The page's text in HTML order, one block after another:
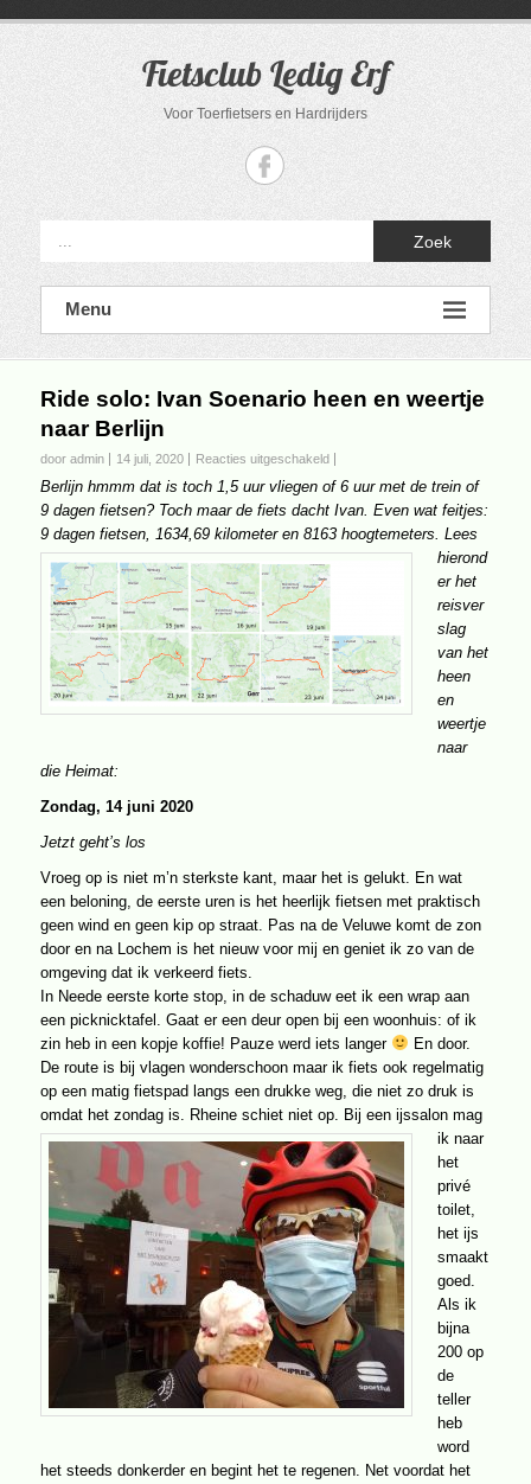
Fietsclub Ledig Erf
Voor Toerfietsers en Hardrijders
Zoek
Menu
Ride solo: Ivan Soenario heen en weertje
naar Berlijn
door admin 14 juli, 2020 Reacties uitgeschakeldvoor
Ride
Ivan
Soenario
heen
weertje
Berlijn
Berlijn hmmm dat is toch 1,5 uur vliegen of 6 uur met de trein of
9 dagen fietsen? Toch maar de fiets dacht Ivan. Even wat feitjes:
9 dagen fietsen, 1634,69 kilometer en 8163 hoogtemeters. Lees
hierond
er het
reisver
slag
van het
heen
en
weertje
naar
die Heimat:
Zondag, 14 juni 2020
Jetzt geht’s los
Vroeg op is niet m’n sterkste kant, maar het is gelukt. En wat
een beloning, de eerste uren is het heerlijk fietsen met praktisch
geen wind en geen kip op straat. Pas na de Veluwe komt de zon
door en na Lochem is het nieuw voor mij en geniet ik zo van de
omgeving dat ik verkeerd fiets.
In Neede eerste korte stop, in de schaduw eet ik een wrap aan
een picknicktafel. Gaat er een deur open bij een woonhuis: of ik
zin heb in een kopje koffie! Pauze werd iets langer
En door.
De route is bij vlagen wonderschoon maar ik fiets ook regelmatig
op een matig fietspad langs een drukke weg, die niet zo druk is
omdat het zondag is. Rheine schiet niet op. Bij een ijssalon mag
ik naar
het
privé
toilet,
het ijs
smaakt
goed.
Als ik
bijna
200 op
de
teller
heb
word
het steeds donkerder en begint het te regenen. Net voordat het